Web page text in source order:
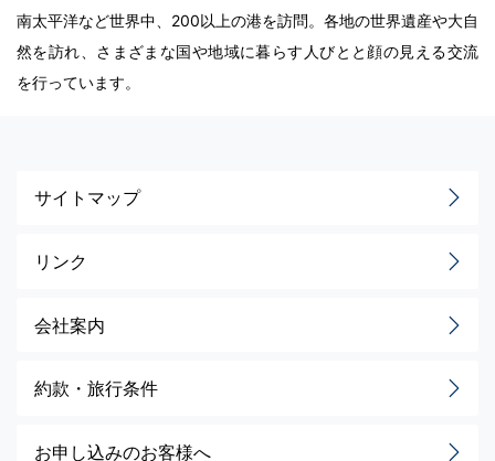
南太平洋など世界中、200以上の港を訪問。各地の世界遺産や大自
然を訪れ、さまざまな国や地域に暮らす人びとと顔の見える交流
を行っています。
サイトマップ
リンク
会社案内
約款・旅行条件
お申し込みのお客様へ